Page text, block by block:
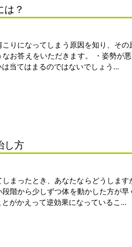
は？
りになってしまう原因を知り、そ
お答えをいただきます。 ・姿勢が
当てはまるのではないでしょう...
し方
しまったとき、あなたならどうしま
階から少しずつ体を動かした方が
がかえって逆効果になっているこ...